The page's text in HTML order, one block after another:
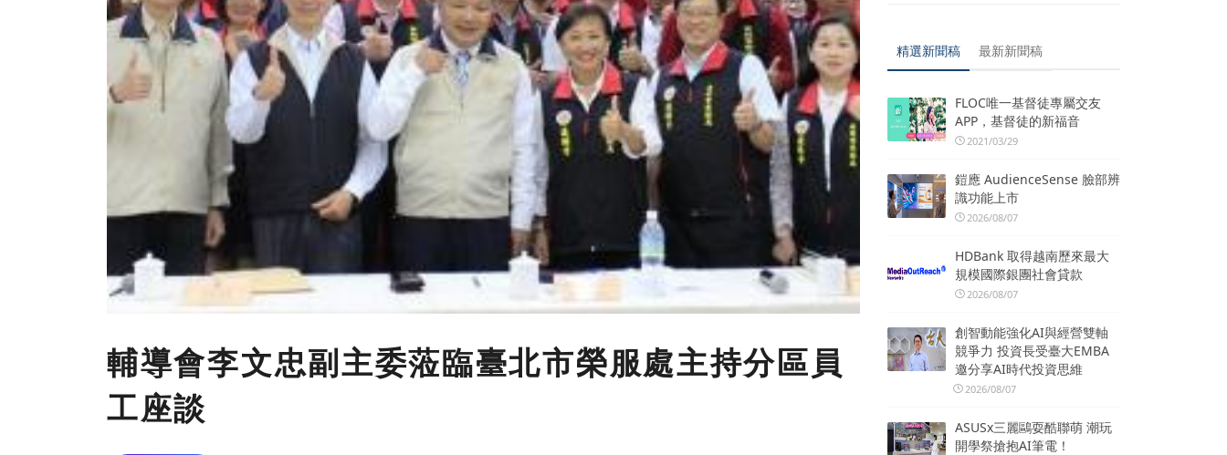
輔導會李文忠副主委蒞臨臺北市榮服處主持分區員
工座談
精選新聞稿 最新新聞稿
FLOC唯一基督徒專屬交友
APP，基督徒的新福音
2021/03/29
鎧應 AudienceSense 臉部辨
識功能上市
2026/08/07
HDBank 取得越南歷來最大
規模國際銀團社會貸款
2026/08/07
創智動能強化AI與經營雙軸
競爭力 投資長受臺大EMBA
邀分享AI時代投資思維
2026/08/07
ASUSx三麗鷗耍酷聯萌 潮玩
開學祭搶抱AI筆電！